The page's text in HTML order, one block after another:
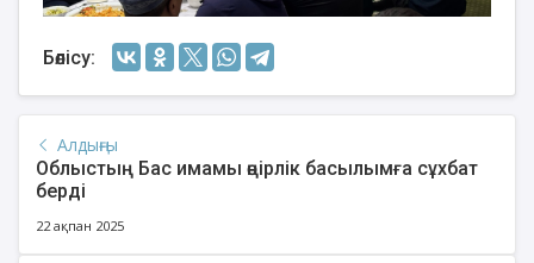
Бөлісу:
Алдыңғы
Облыстың Бас имамы өңірлік басылымға сұхбат
берді
22 ақпан 2025